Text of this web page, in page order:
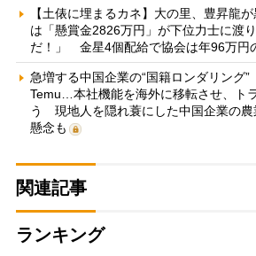
【土俵に埋まるカネ】大の里、豊昇龍
は「懸賞金2826万円」が下位力士に渡
だ！」 金星4個配給で協会は年96万円
急増する中国企業の“国籍ロンダリング”
Temu…本社機能を海外に移転させ、ト
う 現地人を隠れ蓑にした中国企業の農
懸念も
関連記事
ランキング